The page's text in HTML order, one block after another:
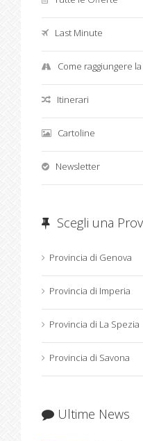
Last Minute
Come raggiungere
Itinerari
Cartoline
Newsletter
Scegli una
Provincia di Genova
Provincia di Imperia
Provincia di La Spezia
Provincia di Savona
Ultime News